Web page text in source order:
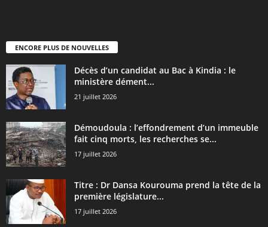
ENCORE PLUS DE NOUVELLES
Décès d’un candidat au Bac à Kindia : le
ministère dément...
21 juillet 2026
Démoudoula : l’effondrement d’un immeuble
fait cinq morts, les recherches se...
17 juillet 2026
Titre : Dr Dansa Kourouma prend la tête de la
première législature...
17 juillet 2026